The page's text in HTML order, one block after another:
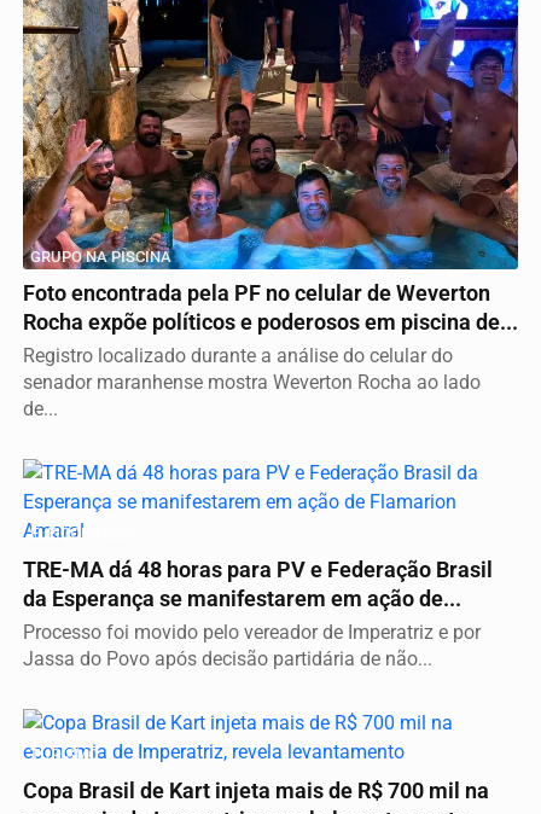
GRUPO NA PISCINA
Foto encontrada pela PF no celular de Weverton
Rocha expõe políticos e poderosos em piscina de...
Registro localizado durante a análise do celular do
senador maranhense mostra Weverton Rocha ao lado
de...
ELEIÇÕES 2026
TRE-MA dá 48 horas para PV e Federação Brasil
da Esperança se manifestarem em ação de...
Processo foi movido pelo vereador de Imperatriz e por
Jassa do Povo após decisão partidária de não...
TURISMO
Copa Brasil de Kart injeta mais de R$ 700 mil na